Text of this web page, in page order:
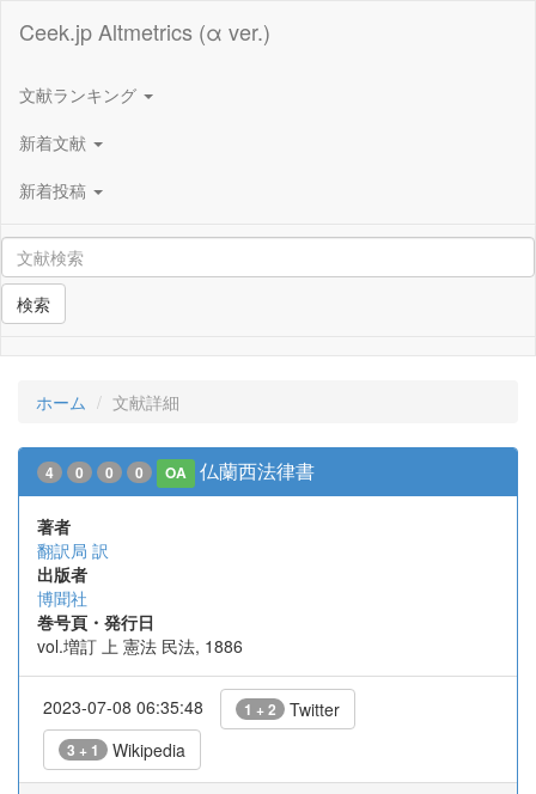
Ceek.jp Altmetrics (α ver.)
文献ランキング
新着文献
新着投稿
検索
ホーム 文献詳細
4 0 0 0 OA 仏蘭西法律書
著者
翻訳局 訳
出版者
博聞社
巻号頁・発行日
vol.増訂 上 憲法 民法, 1886
2023-07-08 06:35:48 1 + 2 Twitter
3 + 1 Wikipedia